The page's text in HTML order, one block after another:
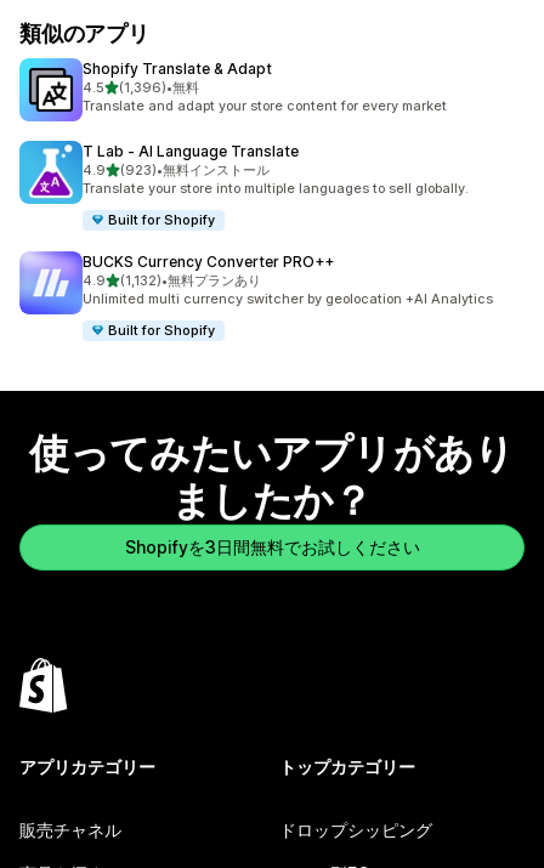
類似のアプリ
Shopify Translate & Adapt
4.55つ星中
(1,396)
合計レビュー数：1396件
•無料
Translate and adapt your store content for every market
T Lab ‑ AI Language Translate
4.95つ星中
(923)
合計レビュー数：923件
•無料インストール
Translate your store into multiple languages to sell globally.
Built for Shopify
BUCKS Currency Converter PRO++
4.95つ星中
(1,132)
合計レビュー数：1132件
•無料プランあり
Unlimited multi currency switcher by geolocation +AI Analytics
Built for Shopify
使ってみたいアプリがあり
ましたか？
Shopifyを3日間無料でお試しください
アプリカテゴリー
販売チャネル
トップカテゴリー
ドロップシッピング